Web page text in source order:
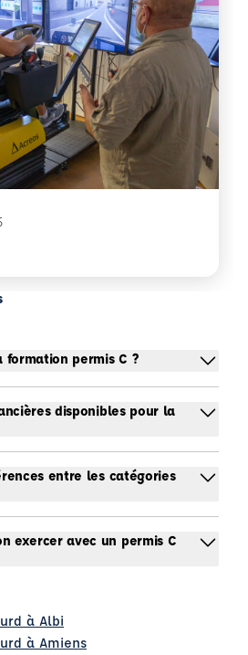
permis C ?
disponibles pour la
entre les catégories
exercer avec un permis C
à Albi
à Amiens